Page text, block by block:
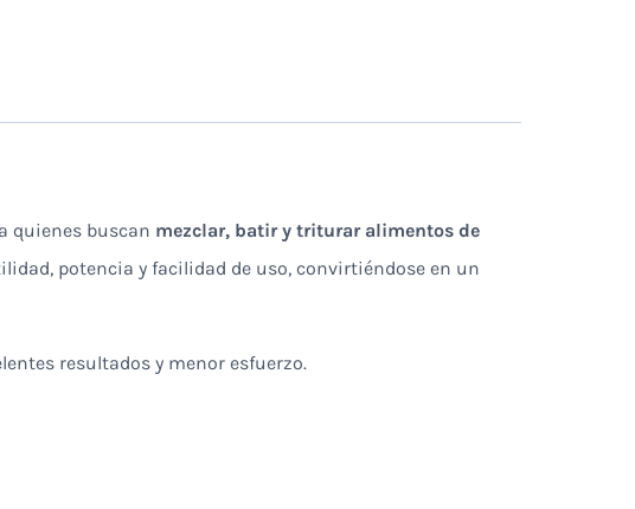
quienes buscan mezclar, batir y triturar alimentos de
potencia y facilidad de uso, convirtiéndose en un
resultados y menor esfuerzo.